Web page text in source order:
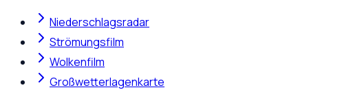
Niederschlagsradar
Strömungsfilm
Wolkenfilm
Großwetterlagenkarte